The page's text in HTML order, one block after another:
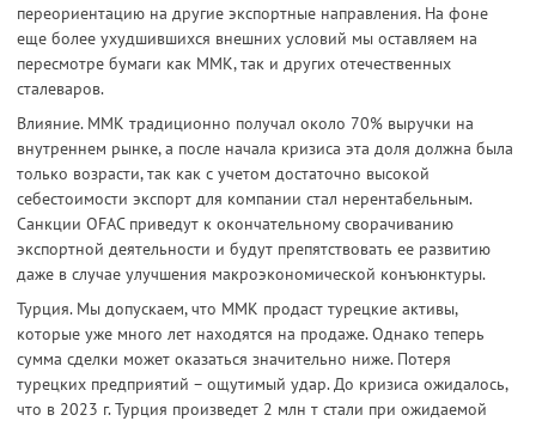
переориентацию на другие экспортные направления. На фоне
еще более ухудшившихся внешних условий мы оставляем на
пересмотре бумаги как ММК, так и других отечественных
сталеваров.
Влияние. ММК традиционно получал около 70% выручки на
внутреннем рынке, а после начала кризиса эта доля должна была
только возрасти, так как с учетом достаточно высокой
себестоимости экспорт для компании стал нерентабельным.
Санкции OFAC приведут к окончательному сворачиванию
экспортной деятельности и будут препятствовать ее развитию
даже в случае улучшения макроэкономической конъюнктуры.
Турция. Мы допускаем, что ММК продаст турецкие активы,
которые уже много лет находятся на продаже. Однако теперь
сумма сделки может оказаться значительно ниже. Потеря
турецких предприятий – ощутимый удар. До кризиса ожидалось,
что в 2023 г. Турция произведет 2 млн т стали при ожидаемой